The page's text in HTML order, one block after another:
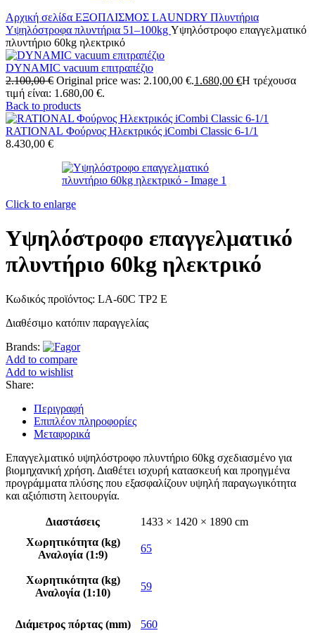
Αρχική σελίδα ΕΞΟΠΛΙΣΜΟΣ LAUNDRY Πλυντήρια
Υψηλόστροφα πλυντήρια 51–100kg Υψηλόστροφο επαγγελματικό
πλυντήριο 60kg ηλεκτρικό
DYNAMIC vacuum επιτραπέζιο
2.100,00€ Original price was: 2.100,00 €.1.680,00 €Η τρέχουσα
τιμή είναι: 1.680,00 €.
Back to products
RATIONAL Φούρνος Ηλεκτρικός iCombi Classic 6-1/1
8.430,00 €
Click to enlarge
Υψηλόστροφο επαγγελματικό
πλυντήριο 60kg ηλεκτρικό
Κωδικός προϊόντος: LA-60C TP2 E
Διαθέσιμο κατόπιν παραγγελίας
Brands:
Add to compare
Add to wishlist
Share:
Περιγραφή
Επιπλέον πληροφορίες
Μεταφορικά
Επαγγελματικό υψηλόστροφο πλυντήριο 60kg σχεδιασμένο για
βιομηχανική χρήση. Διαθέτει ισχυρή κατασκευή και προηγμένα
προγράμματα πλύσης που εξασφαλίζουν υψηλή παραγωγικότητα
και αξιόπιστη λειτουργία.
Διαστάσεις
1433 × 1420 × 1890 cm
Χωρητικότητα (kg)
Αναλογία (1:9)
65
Χωρητικότητα (kg)
Αναλογία (1:10)
59
Διάμετρος πόρτας (mm) 560